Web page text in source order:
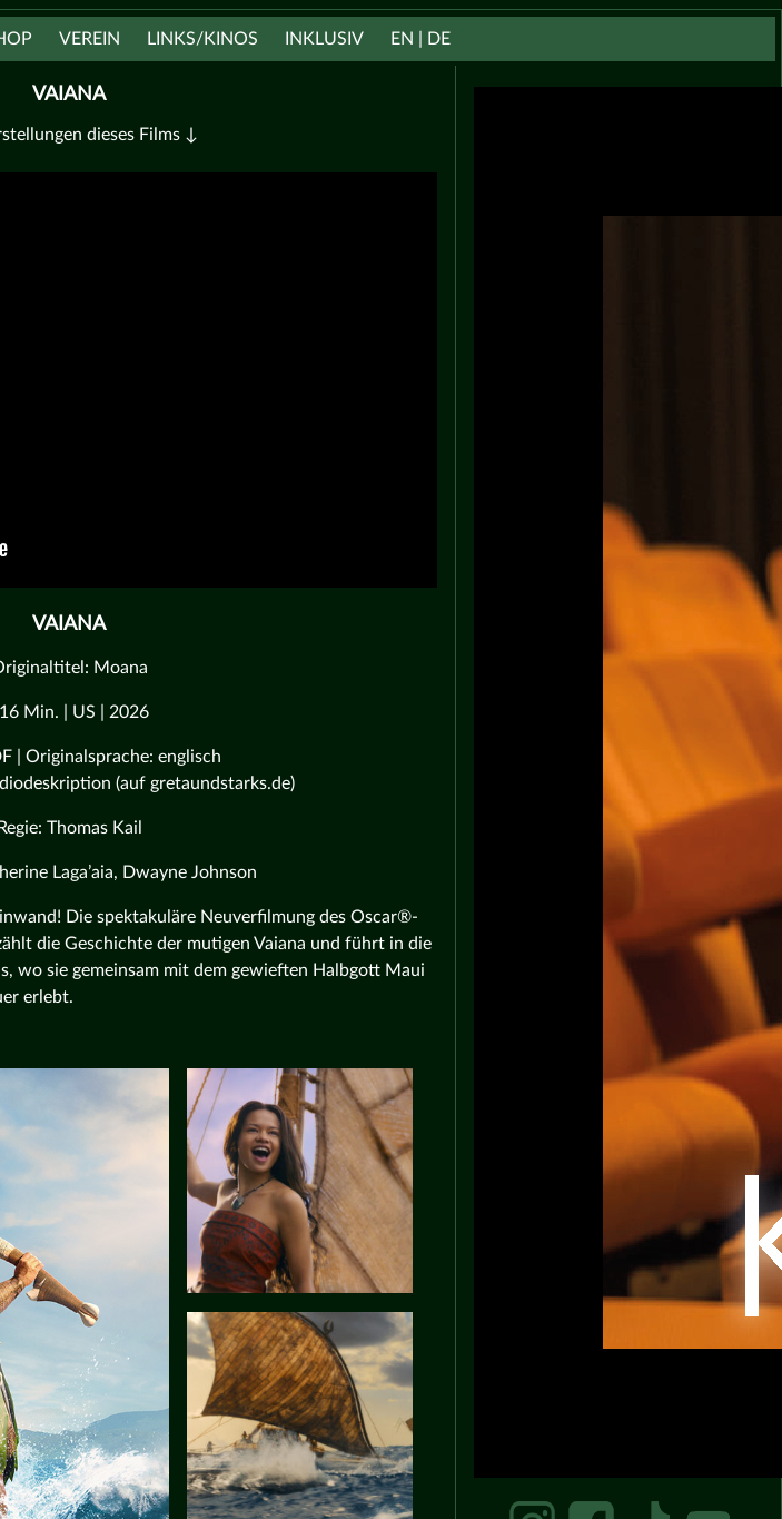
VEREIN LINKS/KINOS INKLUSIV EN | DE
VAIANA
dieses Films ↓
VAIANA
Moana
Min. | US | 2026
| Originalsprache: englisch
(auf gretaundstarks.de)
Regie: Thomas Kail
Laga’aia, Dwayne Johnson
Die spektakuläre Neuverfilmung des Oscar®-
die Geschichte der mutigen Vaiana und führt in die
wo sie gemeinsam mit dem gewieften Halbgott Maui
erlebt.